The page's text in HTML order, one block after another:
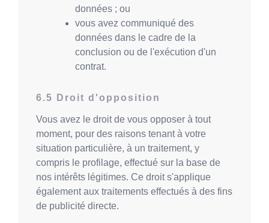
données ; ou
vous avez communiqué des
données dans le cadre de la
conclusion ou de l'exécution d'un
contrat.
Droit d'opposition
Vous avez le droit de vous opposer à tout
moment, pour des raisons tenant à votre
situation particulière, à un traitement, y
compris le profilage, effectué sur la base de
nos intérêts légitimes. Ce droit s'applique
également aux traitements effectués à des fins
de publicité directe.